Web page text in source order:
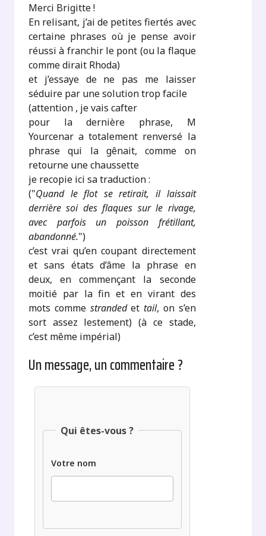
Merci Brigitte !
En relisant, j’ai de petites fiertés avec
certaine phrases où je pense avoir
réussi à franchir le pont (ou la flaque
comme dirait Rhoda)
et j’essaye de ne pas me laisser
séduire par une solution trop facile
(attention , je vais cafter
pour la dernière phrase, M
Yourcenar a totalement renversé la
phrase qui la gênait, comme on
retourne une chaussette
je recopie ici sa traduction :
("Quand le flot se retirait, il laissait
derrière soi des flaques sur le rivage,
avec parfois un poisson frétillant,
abandonné.")
c’est vrai qu’en coupant directement
et sans états d’âme la phrase en
deux, en commençant la seconde
moitié par la fin et en virant des
mots comme strandedettail, on s’en
sort assez lestement) (à ce stade,
c’est même impérial)
Un message, un commentaire ?
Qui êtes-vous ?
Votre nom